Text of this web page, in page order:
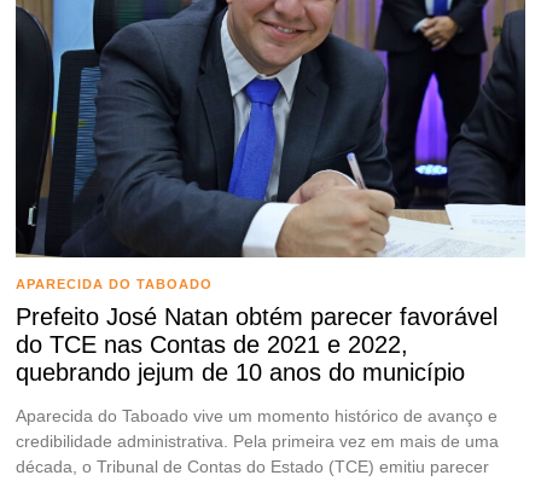
APARECIDA DO TABOADO
Prefeito José Natan obtém parecer favorável
do TCE nas Contas de 2021 e 2022,
quebrando jejum de 10 anos do município
Aparecida do Taboado vive um momento histórico de avanço e
credibilidade administrativa. Pela primeira vez em mais de uma
década, o Tribunal de Contas do Estado (TCE) emitiu parecer